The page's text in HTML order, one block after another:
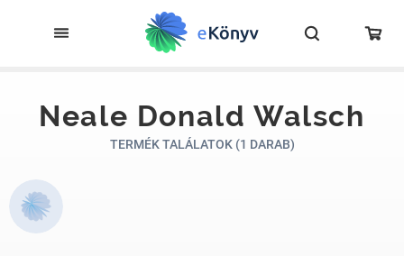
Neale Donald Walsch
TERMÉK TALÁLATOK (1 DARAB)